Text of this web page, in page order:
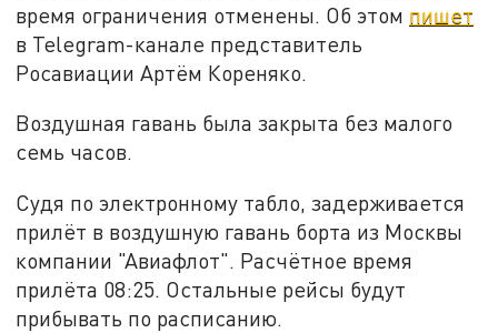
время ограничения отменены. Об этом пишет
в Telegram-канале представитель
Росавиации Артём Кореняко.
Воздушная гавань была закрыта без малого
семь часов.
Судя по электронному табло, задерживается
прилёт в воздушную гавань борта из Москвы
компании "Авиафлот". Расчётное время
прилёта 08:25. Остальные рейсы будут
прибывать по расписанию.